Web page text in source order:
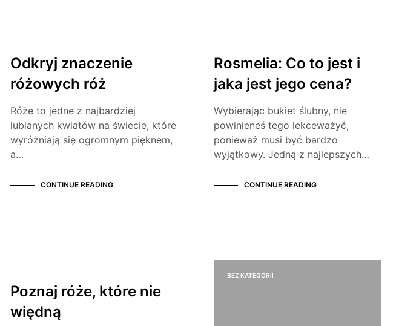
Odkryj znaczenie
różowych róż
Róże to jedne z najbardziej
lubianych kwiatów na świecie, które
wyróżniają się ogromnym pięknem,
a…
CONTINUE READING
Rosmelia: Co to jest i
jaka jest jego cena?
Wybierając bukiet ślubny, nie
powinieneś tego lekceważyć,
ponieważ musi być bardzo
wyjątkowy. Jedną z najlepszych…
CONTINUE READING
Poznaj róże, które nie
więdną
BEZ KATEGORII